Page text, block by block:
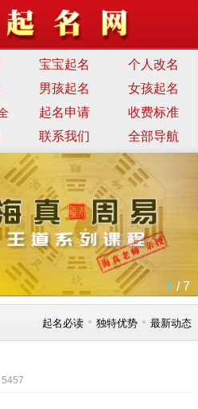
宝宝起名
个人改名
男孩起名 女孩起名
起名申请
收费标准
联系我们 全部导航
1 / 7
起名必读 • 独特优势 • 最新动态